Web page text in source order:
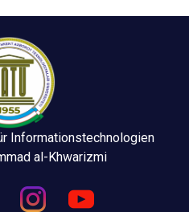
Informationstechnologien
al-Khwarizmi